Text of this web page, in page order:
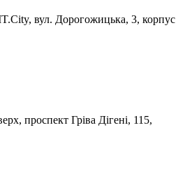
вул. Дорогожицька, 3, корпус
проспект Гріва Дігені, 115,